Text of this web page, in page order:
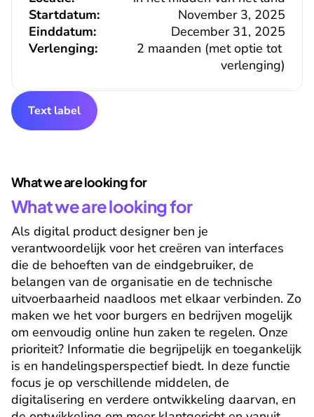
Verlenging:
2 maanden (met optie tot
verlenging)
Einddatum: December 31, 2025
Startdatum: November 3, 2025
Text label
What we are looking for
What we are looking for
Als digital product designer ben je
verantwoordelijk voor het creëren van interfaces
die de behoeften van de eindgebruiker, de
belangen van de organisatie en de technische
uitvoerbaarheid naadloos met elkaar verbinden. Zo
maken we het voor burgers en bedrijven mogelijk
om eenvoudig online hun zaken te regelen. Onze
prioriteit? Informatie die begrijpelijk en toegankelijk
is en handelingsperspectief biedt. In deze functie
focus je op verschillende middelen, de
digitalisering en verdere ontwikkeling daarvan, en